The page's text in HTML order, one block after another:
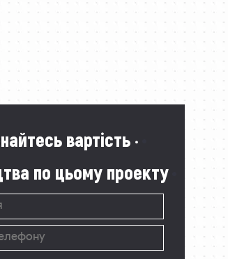
вартість ·
по цьому проекту